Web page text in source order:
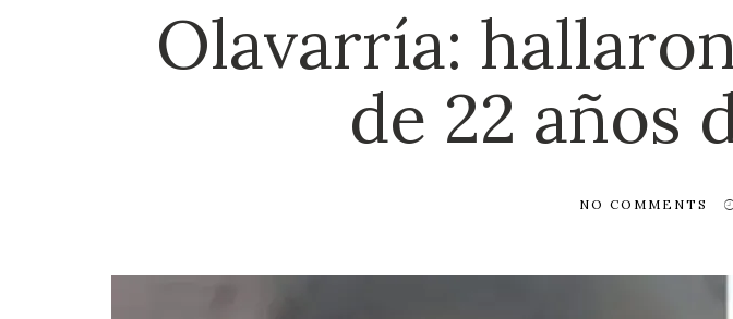
Olavarría:
de 22 años
NO COMMENTS